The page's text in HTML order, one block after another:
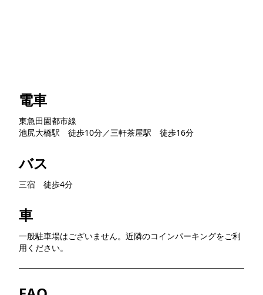
電車
東急田園都市線
池尻大橋駅 徒歩10分／三軒茶屋駅 徒歩16分
バス
三宿 徒歩4分
車
一般駐車場はございません。近隣のコインパーキングをご利
用ください。